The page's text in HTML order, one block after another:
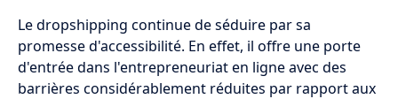
Le dropshipping continue de séduire par sa
promesse d'accessibilité. En effet, il offre une porte
d'entrée dans l'entrepreneuriat en ligne avec des
barrières considérablement réduites par rapport aux